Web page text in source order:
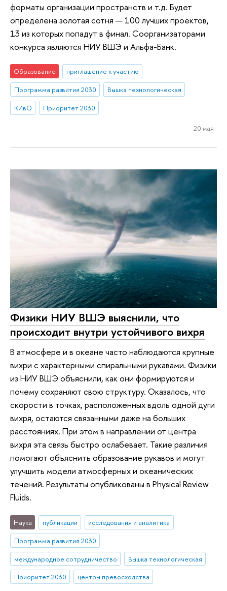
форматы организации пространств и т.д. Будет
определена золотая сотня — 100 лучших проектов,
13 из которых попадут в финал. Соорганизаторами
конкурса являются НИУ ВШЭ и Альфа-Банк.
Образование
приглашение к участию
Программа развития 2030
Вышка технологическая
КИвО
Приоритет 2030
20 мая
Физики НИУ ВШЭ выяснили, что
происходит внутри устойчивого вихря
В атмосфере и в океане часто наблюдаются крупные
вихри с характерными спиральными рукавами. Физики
из НИУ ВШЭ объяснили, как они формируются и
почему сохраняют свою структуру. Оказалось, что
скорости в точках, расположенных вдоль одной дуги
вихря, остаются связанными даже на больших
расстояниях. При этом в направлении от центра
вихря эта связь быстро ослабевает. Такие различия
помогают объяснить образование рукавов и могут
улучшить модели атмосферных и океанических
течений. Результаты опубликованы в Physical Review
Fluids.
Наука публикации
исследования и аналитика
Программа развития 2030
международное сотрудничество
Вышка технологическая
Приоритет 2030
центры превосходства